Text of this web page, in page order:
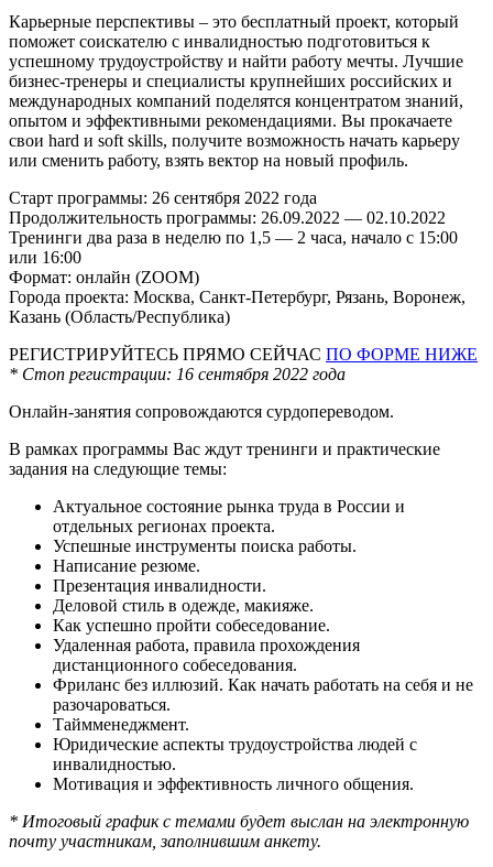
Карьерные перспективы – это бесплатный проект, который
поможет соискателю с инвалидностью подготовиться к
успешному трудоустройству и найти работу мечты. Лучшие
бизнес-тренеры и специалисты крупнейших российских и
международных компаний поделятся концентратом знаний,
опытом и эффективными рекомендациями. Вы прокачаете
свои hard и soft skills, получите возможность начать карьеру
или сменить работу, взять вектор на новый профиль.
Старт программы: 26 сентября 2022 года
Продолжительность программы: 26.09.2022 — 02.10.2022
Тренинги два раза в неделю по 1,5 — 2 часа, начало с 15:00
или 16:00
Формат: онлайн (ZOOM)
Города проекта: Москва, Санкт-Петербург, Рязань, Воронеж,
Казань (Область/Республика)
РЕГИСТРИРУЙТЕСЬ ПРЯМО СЕЙЧАС ПО ФОРМЕ НИЖЕ
* Стоп регистрации: 16 сентября 2022 года
Онлайн-занятия сопровождаются сурдопереводом.
В рамках программы Вас ждут тренинги и практические
задания на следующие темы:
Актуальное состояние рынка труда в России и
отдельных регионах проекта.
Успешные инструменты поиска работы.
Написание резюме.
Презентация инвалидности.
Деловой стиль в одежде, макияже.
Как успешно пройти собеседование.
Удаленная работа, правила прохождения
дистанционного собеседования.
Фриланс без иллюзий. Как начать работать на себя и не
разочароваться.
Таймменеджмент.
Юридические аспекты трудоустройства людей с
инвалидностью.
Мотивация и эффективность личного общения.
* Итоговый график с темами будет выслан на электронную
почту участникам, заполнившим анкету.